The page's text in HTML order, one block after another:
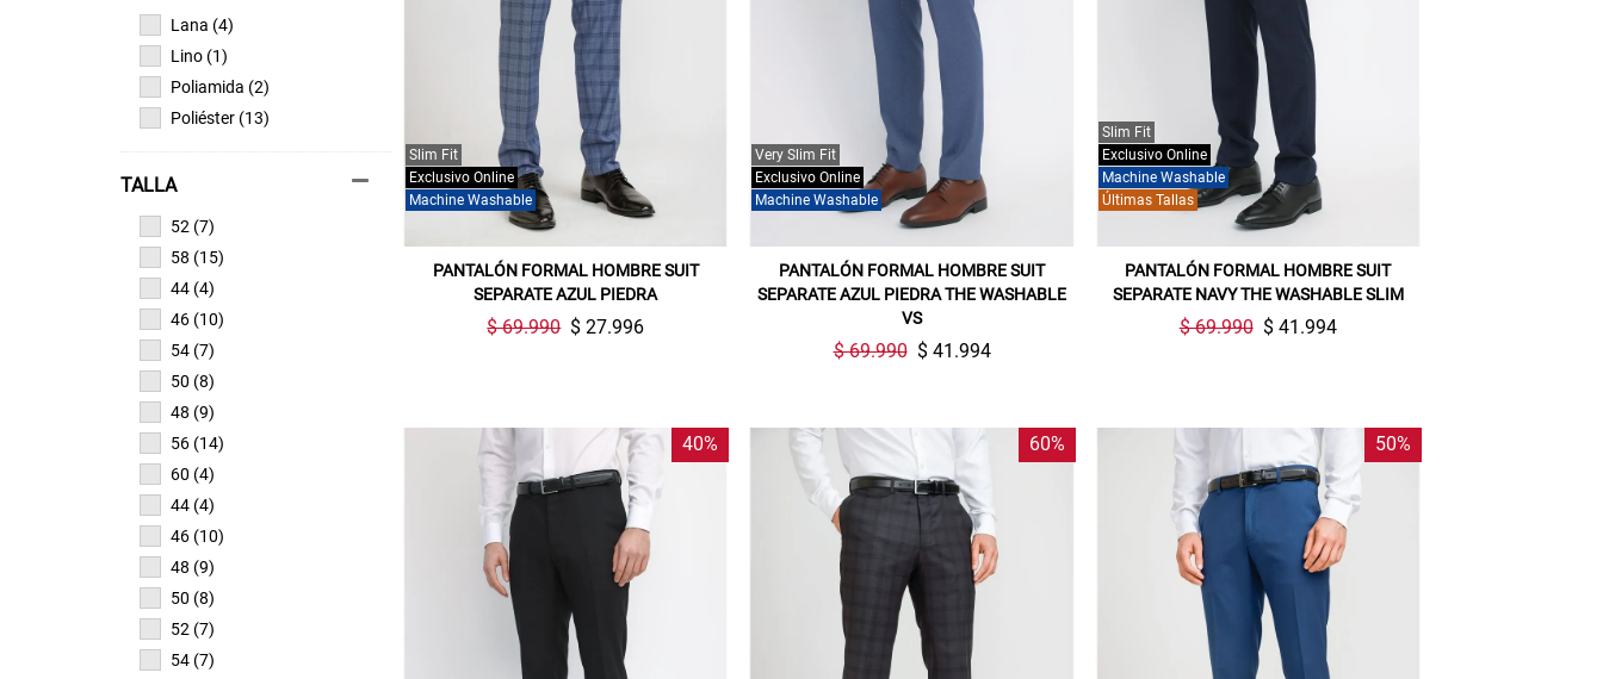
Lana (4)
Lino (1)
Poliamida (2)
Poliéster (13)
TALLA
52 (7)
58 (15)
44 (4)
46 (10)
54 (7)
50 (8)
48 (9)
56 (14)
60 (4)
44 (4)
46 (10)
48 (9)
50 (8)
52 (7)
54 (7)
Machine Washable
Exclusivo Online
Slim Fit
PANTALÓN FORMAL HOMBRE SUIT
SEPARATE AZUL PIEDRA
$ 69.990 $ 27.996
Machine Washable
Exclusivo Online
Very Slim Fit
PANTALÓN FORMAL HOMBRE SUIT
SEPARATE AZUL PIEDRA THE WASHABLE
VS
$ 69.990 $ 41.994
Últimas Tallas
Machine Washable
Exclusivo Online
Slim Fit
PANTALÓN FORMAL HOMBRE SUIT
SEPARATE NAVY THE WASHABLE SLIM
$ 69.990 $ 41.994
40% 60% 50%